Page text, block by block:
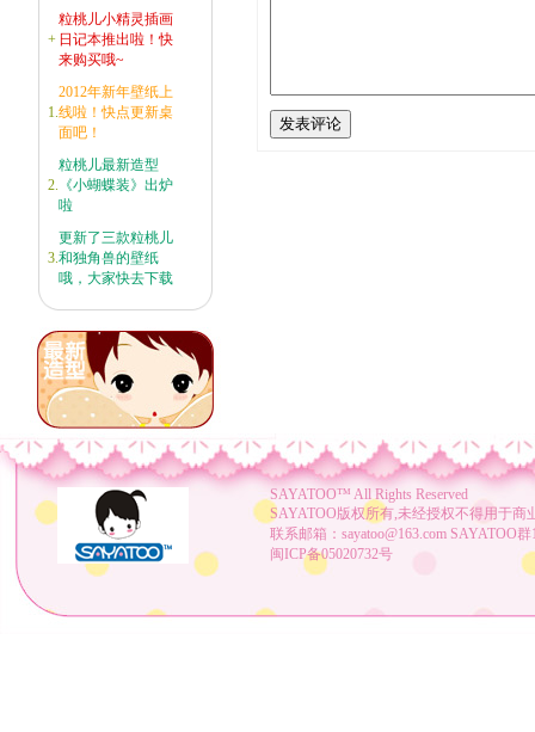
+
粒桃儿小精灵插画
日记本推出啦！快
来购买哦~
1.
2012年新年壁纸上
线啦！快点更新桌
面吧！
2.
粒桃儿最新造型
《小蝴蝶装》出炉
啦
3.
更新了三款粒桃儿
和独角兽的壁纸
哦，大家快去下载
SAYATOO™ All Rights Reserved
SAYATOO版权所有,未经授权不得用于商
联系邮箱：sayatoo@163.com SAYATOO
闽ICP备05020732号